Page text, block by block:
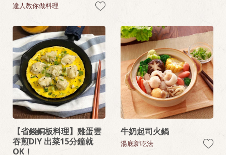
達人教你做料理
【省錢銅板料理】雞蛋雲
吞煎DIY 出菜15分鐘就
OK！
牛奶起司火鍋
湯底新吃法